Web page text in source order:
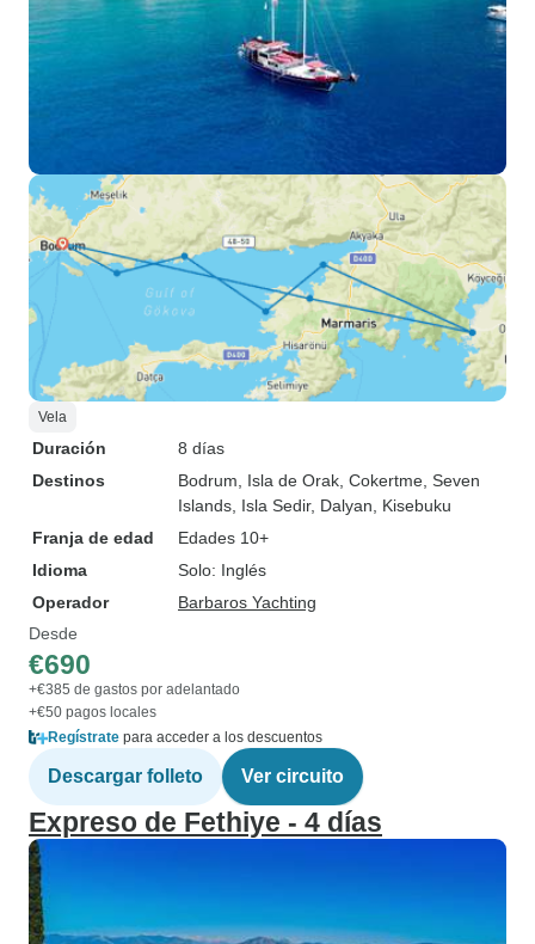
Vela
Duración
8 días
Destinos
Bodrum , Isla de Orak , Cokertme , Seven
Islands , Isla Sedir, Dalyan , Kisebuku
Franja de edad
Edades 10+
Idioma
Solo: Inglés
Operador
Barbaros Yachting
Desde
€690
+€385 de gastos por adelantado
+€50 pagos locales
Regístrate para acceder a los descuentos
Descargar folleto Ver circuito
Expreso de Fethiye - 4 días